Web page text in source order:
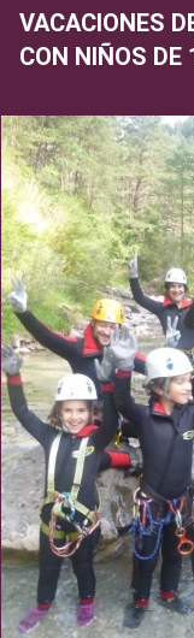
VACACIONES
CON NIÑOS